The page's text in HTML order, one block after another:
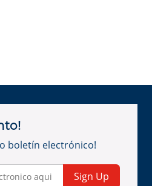
boletín electrónico!
Sign Up